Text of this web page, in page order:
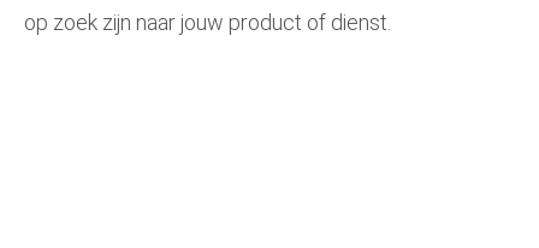
op zoek zijn naar jouw product of dienst.